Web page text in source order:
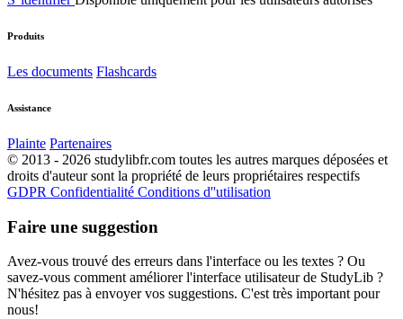
Produits
Les documents Flashcards
Assistance
Plainte Partenaires
© 2013 - 2026 studylibfr.com toutes les autres marques déposées et
droits d'auteur sont la propriété de leurs propriétaires respectifs
GDPR Confidentialité Conditions d''utilisation
Faire une suggestion
Avez-vous trouvé des erreurs dans l'interface ou les textes ? Ou
savez-vous comment améliorer l'interface utilisateur de StudyLib ?
N'hésitez pas à envoyer vos suggestions. C'est très important pour
nous!